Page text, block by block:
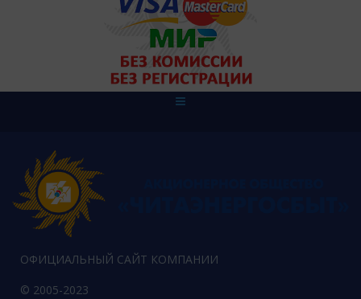
ОФИЦИАЛЬНЫЙ САЙТ КОМПАНИИ
© 2005-2023